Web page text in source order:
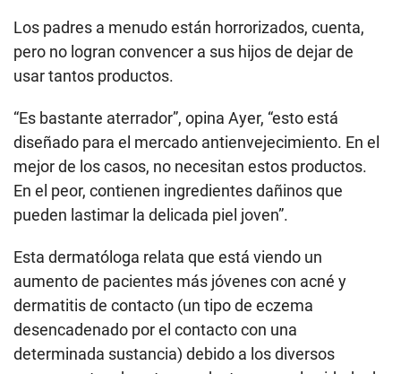
Los padres a menudo están horrorizados, cuenta,
pero no logran convencer a sus hijos de dejar de
usar tantos productos.
“Es bastante aterrador”, opina Ayer, “esto está
diseñado para el mercado antienvejecimiento. En el
mejor de los casos, no necesitan estos productos.
En el peor, contienen ingredientes dañinos que
pueden lastimar la delicada piel joven”.
Esta dermatóloga relata que está viendo un
aumento de pacientes más jóvenes con acné y
dermatitis de contacto (un tipo de eczema
desencadenado por el contacto con una
determinada sustancia) debido a los diversos